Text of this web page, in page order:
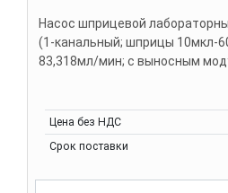
Насос шприцевой
(1-канальный; шприцы 10мкл-
83,318мл/мин; с выносным
Цена без НДС
Срок поставки